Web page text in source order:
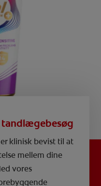
tandlægebesøg
klinisk bevist til at
mellem dine
vores